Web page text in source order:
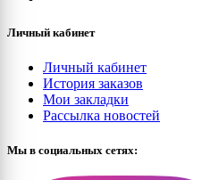
Личный кабинет
Личный кабинет
История заказов
Мои закладки
Рассылка новостей
Мы в социальных сетях: